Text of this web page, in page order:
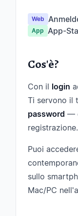
Web
App App-
Cos'è?
Con il login
Ti servono il
password —
registrazione.
Puoi
sullo
Mac/PC